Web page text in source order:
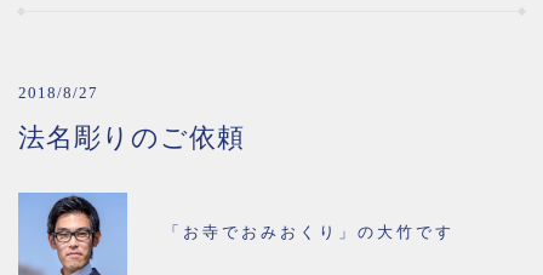
2018/8/27
法名彫りのご依頼
「お寺でおみおくり」の大竹です